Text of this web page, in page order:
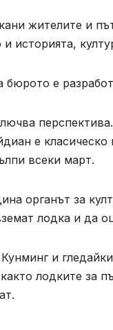
жителите и
и историята,
бюрото е
е
всеки март.
органът за
лодка и да
и
лодките за